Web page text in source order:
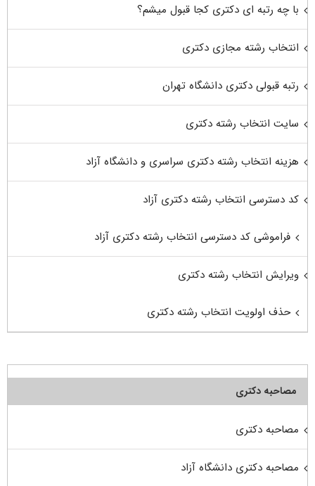
با چه رتبه ای دکتری کجا قبول میشم؟
انتخاب رشته مجازی دکتری
رتبه قبولی دکتری دانشگاه تهران
سایت انتخاب رشته دکتری
هزینه انتخاب رشته دکتری سراسری و دانشگاه آزاد
کد دسترسی انتخاب رشته دکتری آزاد
فراموشی کد دسترسی انتخاب رشته دکتری آزاد
ویرایش انتخاب رشته دکتری
حذف اولویت انتخاب رشته دکتری
مصاحبه دکتری
مصاحبه دکتری
مصاحبه دکتری دانشگاه آزاد